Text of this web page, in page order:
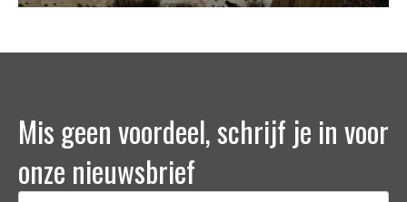
Mis geen voordeel, schrijf je in voor
onze nieuwsbrief